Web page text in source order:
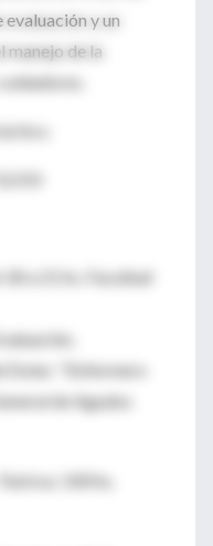
y un
manejo de la
03
a 21 hs. Facultad
Dolor. "Enfermero
de Agudos
100 hs.